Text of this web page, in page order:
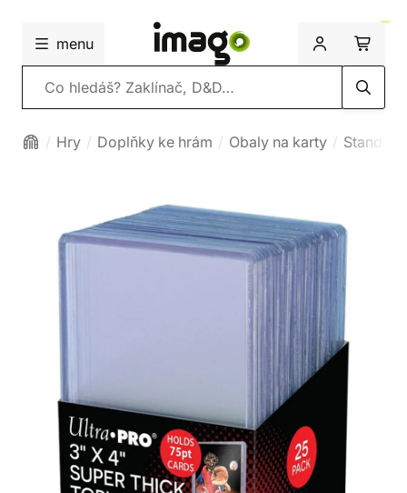
menu
Vyhledávání
Hry Doplňky ke hrám Obaly na karty